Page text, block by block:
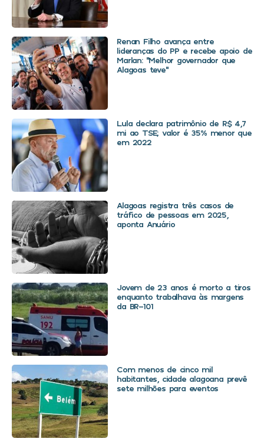
Renan Filho avança entre
lideranças do PP e recebe apoio de
Marlan: “Melhor governador que
Alagoas teve”
Lula declara patrimônio de R$ 4,7
mi ao TSE; valor é 35% menor que
em 2022
Alagoas registra três casos de
tráfico de pessoas em 2025,
aponta Anuário
Jovem de 23 anos é morto a tiros
enquanto trabalhava às margens
da BR-101
Com menos de cinco mil
habitantes, cidade alagoana prevê
sete milhões para eventos